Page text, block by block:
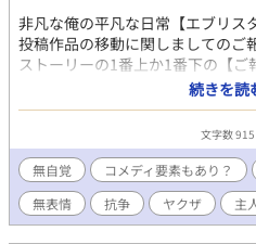
非凡な俺の平凡な日常【エブリス
投稿作品の移動に関しましてのご
ストーリーの1番上か1番下の【
が何処と無く変人かつ鈍感でお送
す。 偏差値最低不良校に通う主
上まで留めた学ランに眼鏡、更
た目だが持ち前のフレンドリーさ
していたレンの生活は眼鏡を紛
総愛され/チャラわんこ×穏やか無
りくらりの変人/美形/喧嘩強い/ギ
に見せかけた自由人/喧嘩だこ/靱
続きを読
文字数 915
無自覚 コメディ要素もあり？
無表情
抗争 ヤクザ 主